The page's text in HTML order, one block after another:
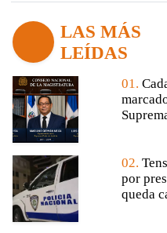
LAS MÁS
LEÍDAS
01.
02.
por
queda